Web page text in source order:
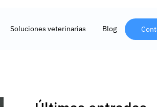
Soluciones veterinarias Blog